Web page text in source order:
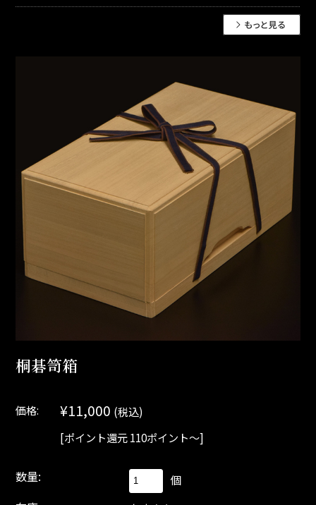
桐碁笥箱
価格: ¥11,000 (税込)
[ポイント還元 110ポイント～]
数量:
個